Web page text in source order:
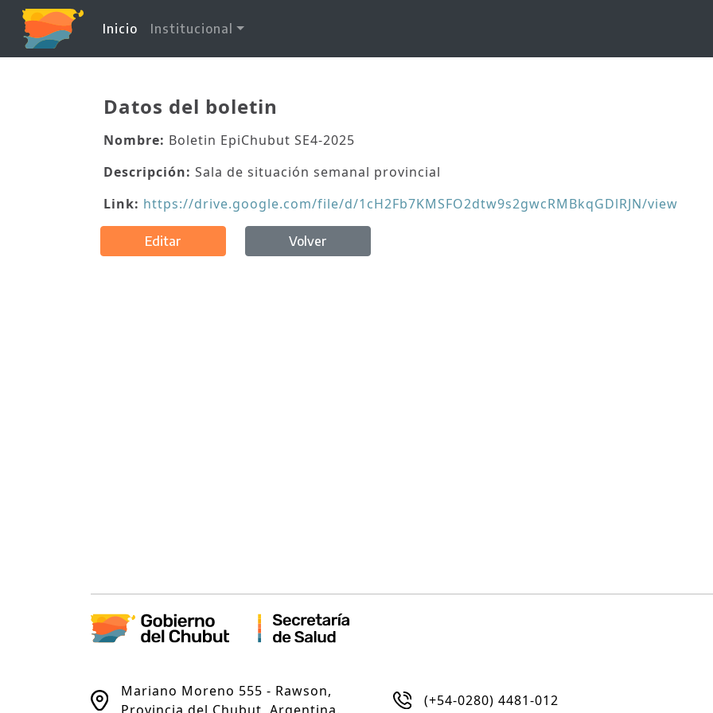
Inicio (current)
Institucional
Datos del boletin
Nombre: Boletin EpiChubut SE4-2025
Descripción: Sala de situación semanal provincial
Link: https://drive.google.com/file/d/1cH2Fb7KMSFO2dtw9s2gwcRMBkqGDlRJN/view
Editar Volver
Mariano Moreno 555 - Rawson,
(+54-0280) 4481-012